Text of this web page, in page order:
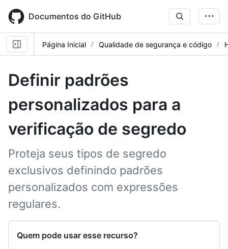
main
content
Documentos do GitHub
Página Inicial Qualidade de segurança e código
Definir padrões
personalizados para a
verificação de segredo
Proteja seus tipos de segredo
exclusivos definindo padrões
personalizados com expressões
regulares.
Quem pode usar esse recurso?